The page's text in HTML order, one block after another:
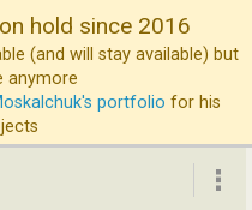
hold since 2016
(and will stay available) but
anymore
portfolio for his